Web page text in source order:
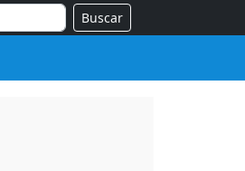
Buscar